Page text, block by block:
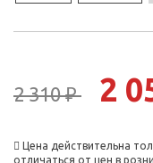
2 310 ₽ 2
Цена действительна
отличаться от цен в